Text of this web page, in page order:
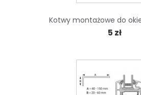
Kotwy montażowe do
5 zł